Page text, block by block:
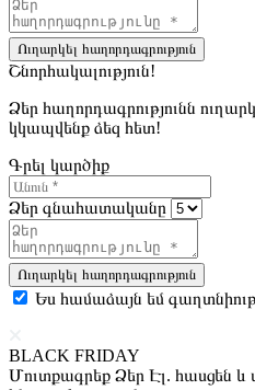
Ուղարկել հաղորդագրություն
Շնորհակալություն!
Ձեր հաղորդագրությունն
կկապվենք ձեզ հետ!
Գրել կարծիք
Ձեր գնահատականը
Ուղարկել հաղորդագրություն
Ես համաձայն եմ
BLACK FRIDAY
Մուտքագրեք Ձեր Էլ. հասցեն և